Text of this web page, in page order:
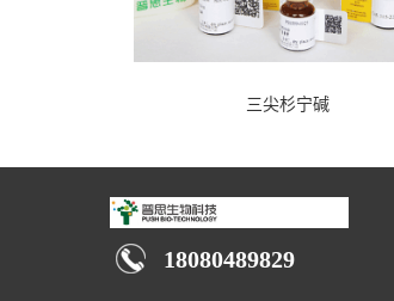
三尖杉宁碱
18080489829